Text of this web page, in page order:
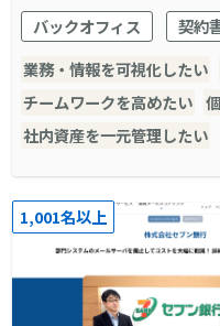
バックオフィス
契約
業務・情報を可視化したい
チームワークを高めたい
社内資産を一元管理したい
1,001名以上